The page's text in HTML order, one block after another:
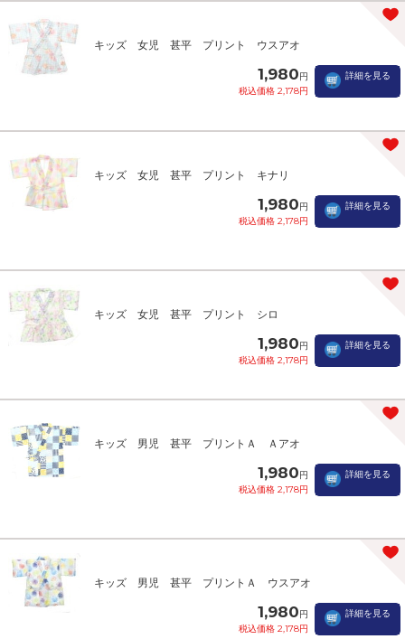
キッズ 女児 甚平 プリント ウスアオ
1,980円
税込価格 2,178円
詳細を見る
キッズ 女児 甚平 プリント キナリ
1,980円
税込価格 2,178円
詳細を見る
キッズ 女児 甚平 プリント シロ
1,980円
税込価格 2,178円
詳細を見る
キッズ 男児 甚平 プリントＡ Ａアオ
1,980円
税込価格 2,178円
詳細を見る
キッズ 男児 甚平 プリントＡ ウスアオ
1,980円
税込価格 2,178円
詳細を見る